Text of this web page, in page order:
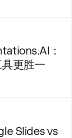
：
更胜一
Slides vs